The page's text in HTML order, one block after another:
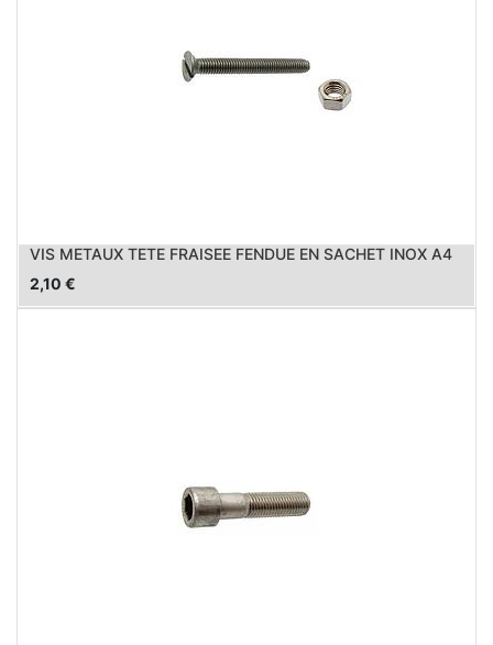
VIS METAUX TETE FRAISEE FENDUE EN SACHET INOX A4
2,10 €